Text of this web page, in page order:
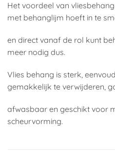
Het voordeel van
met behanglijm hoeft in te
en direct vanaf de rol kunt
meer nodig dus.
Vlies behang is sterk,
gemakkelijk te verwijderen,
afwasbaar en geschikt voor
scheurvorming.